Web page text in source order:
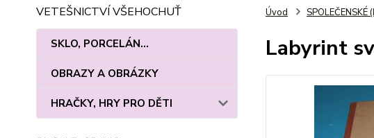
VETEŠNICTVÍ VŠEHOCHUŤ
SKLO, PORCELÁN...
OBRAZY A OBRÁZKY
HRAČKY, HRY PRO DĚTI
Úvod SPOLEČENSKÉ
Labyrint